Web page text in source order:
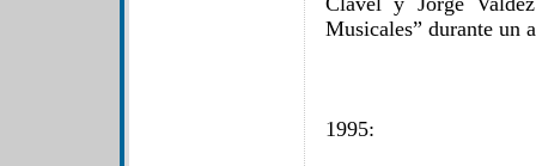
Musicales” durante un
1995: